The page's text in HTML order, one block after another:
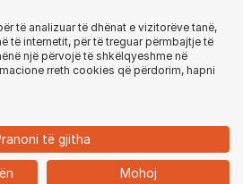
të analizuar të dhënat e vizitorëve tanë,
të internetit, për të treguar përmbajtje të
një përvojë të shkëlqyeshme në
rreth cookies që përdorim, hapni
të gjitha
Mohoj